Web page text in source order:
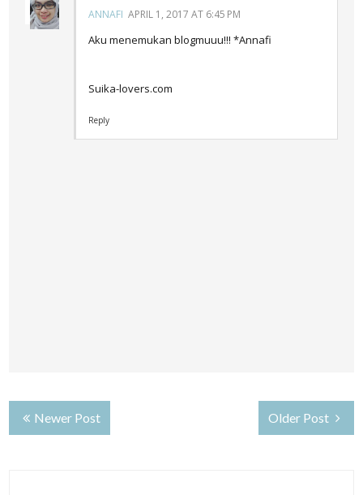
ANNAFI APRIL 1, 2017 AT 6:45 PM
Aku menemukan blogmuuu!!! *Annafi
Suika-lovers.com
Reply
Newer Post Older Post